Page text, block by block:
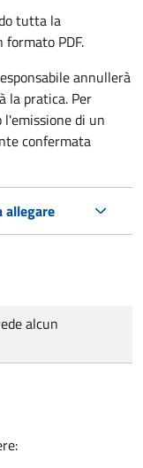
tutta la
PDF.
annullerà
la pratica. Per
di un
confermata
allegare
alcun